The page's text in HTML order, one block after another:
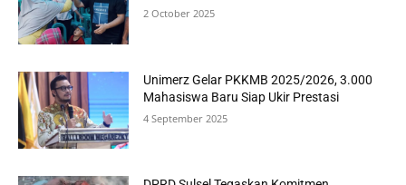
2 October 2025
Unimerz Gelar PKKMB 2025/2026, 3.000
Mahasiswa Baru Siap Ukir Prestasi
4 September 2025